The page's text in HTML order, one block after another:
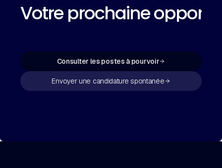
Votre prochaine
Consulter les postes à pourvoir
Envoyer une candidature spontanée